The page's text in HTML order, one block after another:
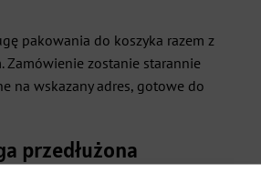
pakowania do koszyka razem z
Zamówienie zostanie starannie
na wskazany adres, gotowe do
przedłużona